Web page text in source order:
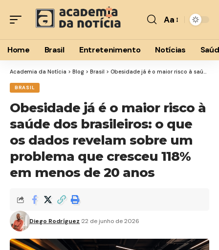
Font
Resizer
Aa
Home Brasil Entretenimento Notícias
Academia da Notícia > Blog > Brasil > Obesidade já é o maior risco à saúde dos brasileiros: o que os dados revelam sobre um problema que cresceu 118% em menos de 20 anos
BRASIL
Obesidade já é o maior risco à
saúde dos brasileiros: o que
os dados revelam sobre um
problema que cresceu 118%
em menos de 20 anos
Diego Rodríguez 22 de junho de 2026